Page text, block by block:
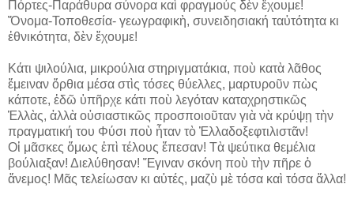
Πόρτες-Παράθυρα σύνορα καὶ φραγμούς δὲν ἔχουμε!
Ὄνομα-Τοποθεσία- γεωγραφικὴ, συνειδησιακή ταὐτότητα κι
ἐθνικότητα, δὲν ἔχουμε!
Κάτι ψιλούλια, μικρούλια στηριγματάκια, ποὺ κατὰ λᾶθος
ἔμειναν ὄρθια μέσα στὶς τόσες θύελλες, μαρτυροῦν πὼς
κάποτε, ἐδῶ ὑπῆρχε κάτι ποὺ λεγόταν καταχρηστικῶς
Ἑλλὰς, ἀλλὰ οὐσιαστικῶς προσποιοῦταν γιὰ νὰ κρύψῃ τὴν
πραγματική του Φύσι ποὺ ἦταν τὸ Ἑλλαδοξεφτιλιστᾶν!
Οἱ μᾶσκες ὅμως ἐπὶ τέλους ἔπεσαν! Τὰ ψεύτικα θεμέλια
βούλιαξαν! Διελύθησαν! Ἔγιναν σκόνη ποὺ τὴν πῆρε ὁ
ἄνεμος! Μᾶς τελείωσαν κι αὐτές, μαζὺ μὲ τόσα καὶ τόσα ἄλλα!